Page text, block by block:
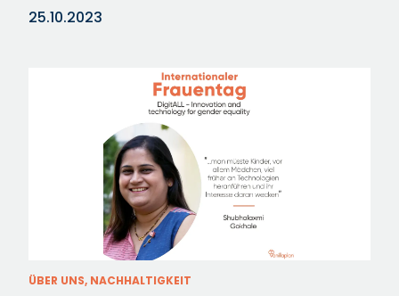
25.10.2023
ÜBER UNS, NACHHALTIGKEIT